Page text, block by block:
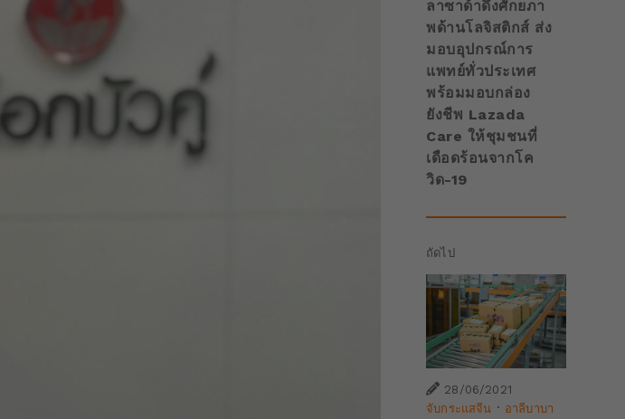
ลาซาด้าดึงศักยภา
พด้านโลจิสติกส์ ส่ง
มอบอุปกรณ์การ
แพทย์ทั่วประเทศ
พร้อมมอบกล่อง
ยังชีพ Lazada
Care ให้ชุมชนที่
เดือดร้อนจากโค
วิด-19
ถัดไป
28/06/2021
จับกระแสจีน · อาลีบาบา